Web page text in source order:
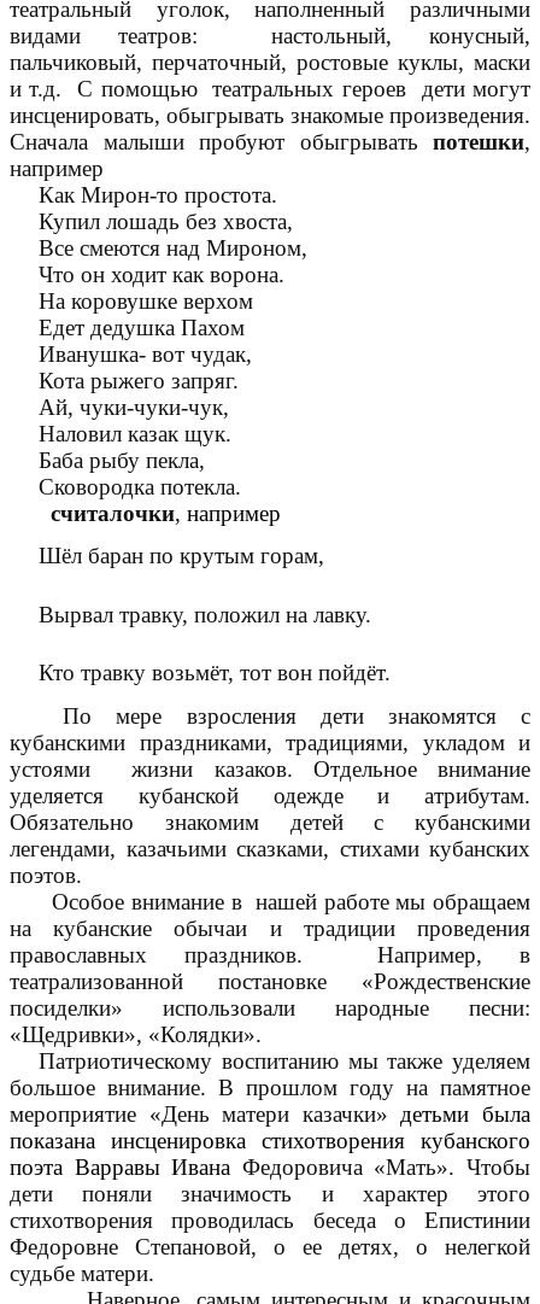
театральный уголок, наполненный различными
видами театров: настольный, конусный,
пальчиковый, перчаточный, ростовые куклы, маски
и т.д. С помощью театральных героев дети могут
инсценировать, обыгрывать знакомые произведения.
Сначала малыши пробуют обыгрывать потешки,
например
Как Мирон-то простота.
Купил лошадь без хвоста,
Все смеются над Мироном,
Что он ходит как ворона.
На коровушке верхом
Едет дедушка Пахом
Иванушка- вот чудак,
Кота рыжего запряг.
Ай, чуки-чуки-чук,
Наловил казак щук.
Баба рыбу пекла,
Сковородка потекла.
считалочки, например
Шёл баран по крутым горам,
Вырвал травку, положил на лавку.
Кто травку возьмёт, тот вон пойдёт.
По мере взросления дети знакомятся с
кубанскими праздниками, традициями, укладом и
устоями жизни казаков. Отдельное внимание
уделяется кубанской одежде и атрибутам.
Обязательно знакомим детей с кубанскими
легендами, казачьими сказками, стихами кубанских
поэтов.
Особое внимание в нашей работе мы обращаем
на кубанские обычаи и традиции проведения
православных праздников. Например, в
театрализованной постановке «Рождественские
посиделки» использовали народные песни:
«Щедривки», «Колядки».
Патриотическому воспитанию мы также уделяем
большое внимание. В прошлом году на памятное
мероприятие «День матери казачки»детьми была
показана инсценировка стихотворения кубанского
поэта Варравы Ивана Федоровича «Мать». Чтобы
дети поняли значимость и характер этого
стихотворения проводилась беседа о Епистинии
Федоровне Степановой, о ее детях, о нелегкой
судьбе матери.